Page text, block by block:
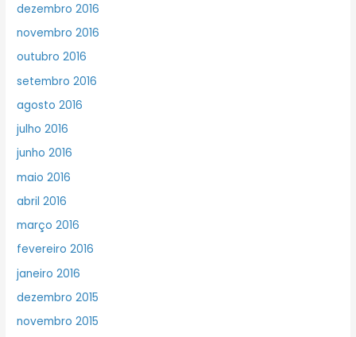
dezembro 2016
novembro 2016
outubro 2016
setembro 2016
agosto 2016
julho 2016
junho 2016
maio 2016
abril 2016
março 2016
fevereiro 2016
janeiro 2016
dezembro 2015
novembro 2015